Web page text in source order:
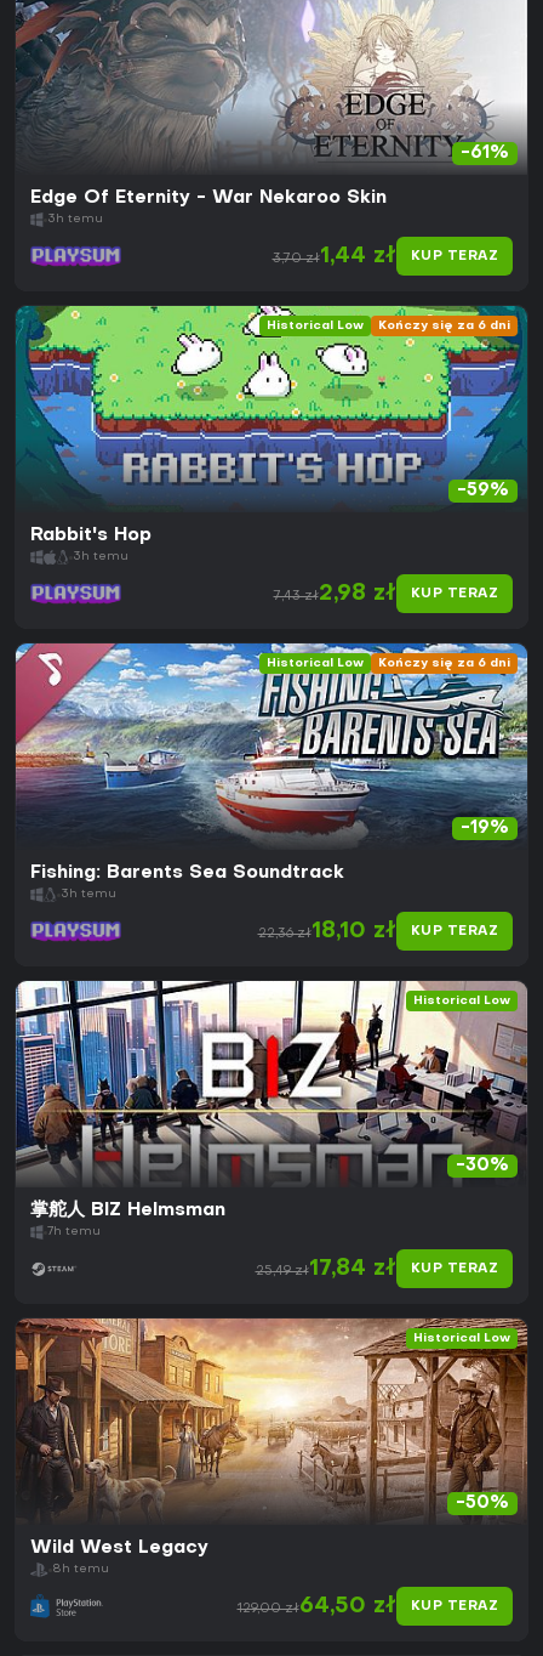
-61%
Edge Of Eternity - War Nekaroo Skin
3h temu
3,70 zł1,44 zł KUP TERAZ
Historical Low Kończy się za 6 dni
-59%
Rabbit's Hop
3h temu
7,43 zł2,98 zł KUP TERAZ
Historical Low Kończy się za 6 dni
-19%
Fishing: Barents Sea Soundtrack
3h temu
22,36 zł18,10 zł KUP TERAZ
Historical Low
-30%
掌舵人 BIZ Helmsman
7h temu
25,49 zł17,84 zł KUP TERAZ
Historical Low
-50%
Wild West Legacy
8h temu
129,00 zł64,50 zł KUP TERAZ